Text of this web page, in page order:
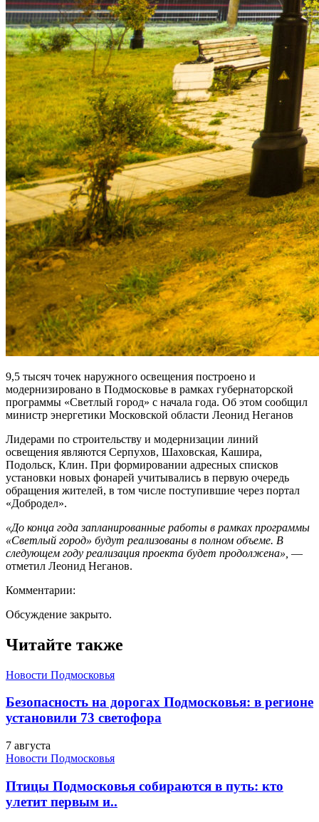
9,5 тысяч точек наружного освещения построено и
модернизировано в Подмосковье в рамках губернаторской
программы «Светлый город» с начала года. Об этом сообщил
министр энергетики Московской области Леонид Неганов
Лидерами по строительству и модернизации линий
освещения являются Серпухов, Шаховская, Кашира,
Подольск, Клин. При формировании адресных списков
установки новых фонарей учитывались в первую очередь
обращения жителей, в том числе поступившие через портал
«Добродел».
«До конца года запланированные работы в рамках программы
«Светлый город» будут реализованы в полном объеме. В
следующем году реализация проекта будет продолжена», —
отметил Леонид Неганов.
Комментарии:
Обсуждение закрыто.
Читайте также
Новости Подмосковья
Безопасность на дорогах Подмосковья: в регионе
установили 73 светофора
7 августа
Новости Подмосковья
Птицы Подмосковья собираются в путь: кто
улетит первым и..